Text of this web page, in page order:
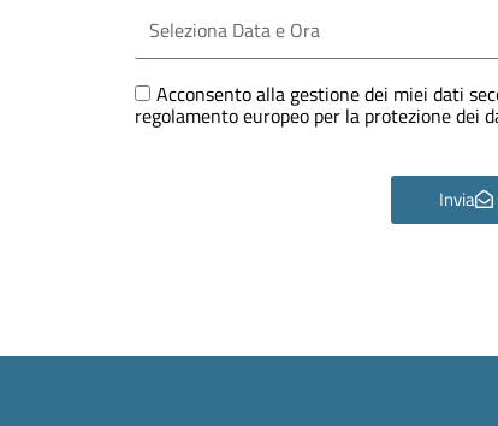
Data
e
GDPR
Acconsento alla gestione dei miei dati
regolamento europeo per la protezione dei
Invia